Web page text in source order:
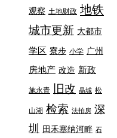
观察 土地财政 地铁
城市更新 大都市
学区 寮步 小学 广州
房地产 改造 新政
施永青 旧改 晶城 松
山湖 检索 法拍房 深
圳
田禾塞纳河畔 石